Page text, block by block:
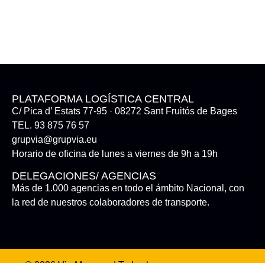
PLATAFORMA LOGÍSTICA CENTRAL
C/ Pica d’ Estats 77-95 · 08272 Sant Fruitós de Bages
TEL. 93 875 76 57
grupvia@grupvia.eu
Horario de oficina de lunes a viernes de 9h a 19h
DELEGACIONES/ AGENCIAS
Más de 1.000 agencias en todo el ámbito Nacional, con
la red de nuestros colaboradores de transporte.